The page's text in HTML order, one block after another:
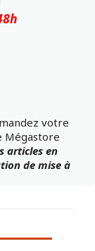
votre
Mégastore
articles en
de mise à